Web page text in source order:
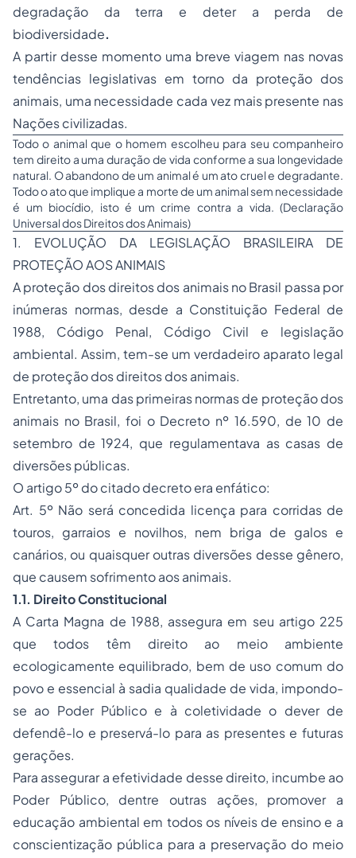
degradação da terra e deter a perda de
biodiversidade.
A partir desse momento uma breve viagem nas novas
tendências legislativas em torno da proteção dos
animais, uma necessidade cada vez mais presente nas
Nações civilizadas.
Todo o animal que o homem escolheu para seu companheiro
tem direito a uma duração de vida conforme a sua longevidade
natural. O abandono de um animal é um ato cruel e degradante.
Todo o ato que implique a morte de um animal sem necessidade
é um biocídio, isto é um crime contra a vida. (Declaração
Universal dos Direitos dos Animais)
1. EVOLUÇÃO DA LEGISLAÇÃO BRASILEIRA DE
PROTEÇÃO AOS ANIMAIS
A proteção dos direitos dos animais no Brasil passa por
inúmeras normas, desde a Constituição Federal de
1988, Código Penal, Código Civil e legislação
ambiental. Assim, tem-se um verdadeiro aparato legal
de proteção dos direitos dos animais.
Entretanto, uma das primeiras normas de proteção dos
animais no Brasil, foi o Decreto nº 16.590, de 10 de
setembro de 1924, que regulamentava as casas de
diversões públicas.
O artigo 5º do citado decreto era enfático:
Art. 5º Não será concedida licença para corridas de
touros, garraios e novilhos, nem briga de galos e
canários, ou quaisquer outras diversões desse gênero,
que causem sofrimento aos animais.
1.1. Direito Constitucional
A Carta Magna de 1988, assegura em seu artigo 225
que todos têm direito ao meio ambiente
ecologicamente equilibrado, bem de uso comum do
povo e essencial à sadia qualidade de vida, impondo-
se ao Poder Público e à coletividade o dever de
defendê-lo e preservá-lo para as presentes e futuras
gerações.
Para assegurar a efetividade desse direito, incumbe ao
Poder Público, dentre outras ações, promover a
educação ambiental em todos os níveis de ensino e a
conscientização pública para a preservação do meio